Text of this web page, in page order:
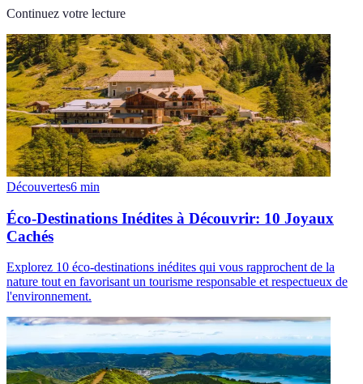
Continuez votre lecture
Découvertes6 min
Éco-Destinations Inédites à Découvrir: 10 Joyaux
Cachés
Explorez 10 éco-destinations inédites qui vous rapprochent de la
nature tout en favorisant un tourisme responsable et respectueux de
l'environnement.